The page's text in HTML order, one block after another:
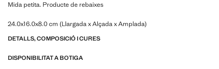
Mida petita. Producte de rebaixes
24.0x16.0x8.0 cm (Llargada x Alçada x Amplada)
DETALLS, COMPOSICIÓ I CURES
DISPONIBILITAT A BOTIGA